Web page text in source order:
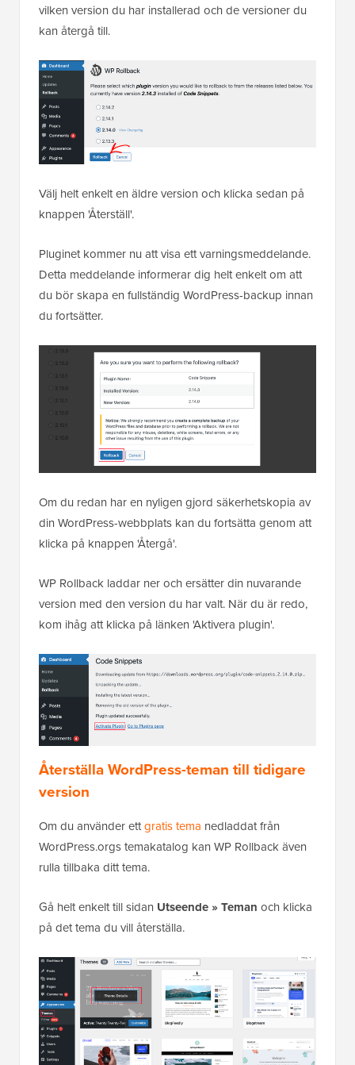
vilken version du har installerad och de versioner du
kan återgå till.
Välj helt enkelt en äldre version och klicka sedan på
knappen 'Återställ'.
Pluginet kommer nu att visa ett varningsmeddelande.
Detta meddelande informerar dig helt enkelt om att
du bör skapa en fullständig WordPress-backup innan
du fortsätter.
Om du redan har en nyligen gjord säkerhetskopia av
din WordPress-webbplats kan du fortsätta genom att
klicka på knappen 'Återgå'.
WP Rollback laddar ner och ersätter din nuvarande
version med den version du har valt. När du är redo,
kom ihåg att klicka på länken 'Aktivera plugin'.
Återställa WordPress-teman till tidigare
version
Om du använder ettgratis tema nedladdat från
WordPress.orgs temakatalog kan WP Rollback även
rulla tillbaka ditt tema.
Gå helt enkelt till sidan Utseende » Teman och klicka
på det tema du vill återställa.